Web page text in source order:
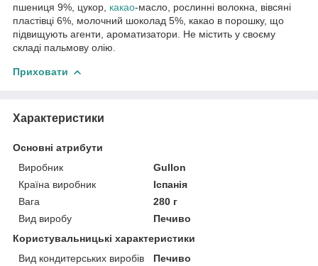
пшениця 9%, цукор, какао-масло, рослинні волокна, вівсяні
пластівці 6%, молочний шоколад 5%, какао в порошку, що
підвищують агенти, ароматизатори. Не містить у своєму
складі пальмову олію.
Приховати
Характеристики
Основні атрибути
Виробник
Gullon
Країна виробник
Іспанія
Вага
280 г
Вид виробу
Печиво
Користувальницькі характеристики
Вид кондитерських виробів
Печиво